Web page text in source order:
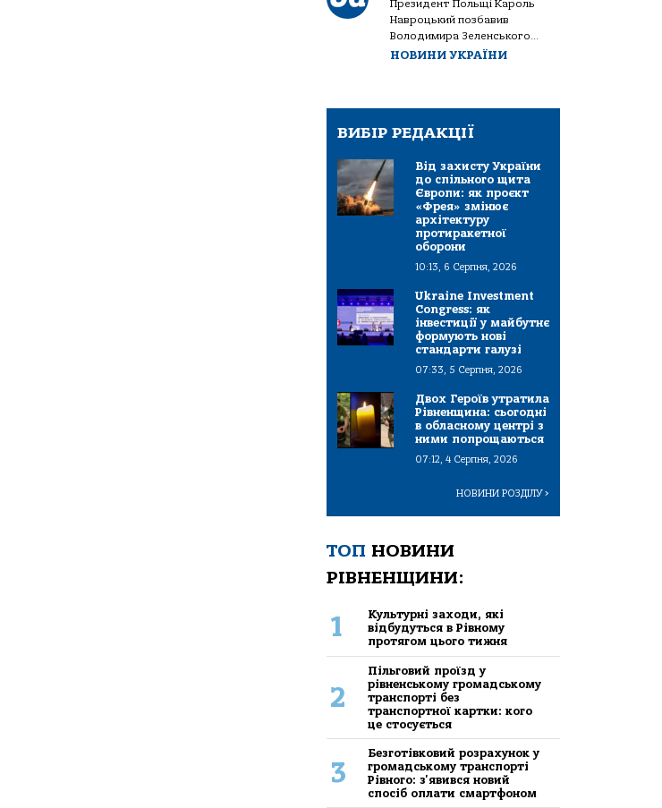
Президент Польщі Кароль
Навроцький позбавив
Володимира Зеленського...
НОВИНИ УКРАЇНИ
ВИБІР РЕДАКЦІЇ
Від захисту України
до спільного щита
Європи: як проєкт
«Фрея» змінює
архітектуру
протиракетної
оборони
10:13, 6 Серпня, 2026
Ukraine Investment
Congress: як
інвестиції у майбутнє
формують нові
стандарти галузі
07:33, 5 Серпня, 2026
Двох Героїв утратила
Рівненщина: сьогодні
в обласному центрі з
ними попрощаються
07:12, 4 Серпня, 2026
НОВИНИ РОЗДІЛУ>
ТОП НОВИНИ
РІВНЕНЩИНИ:
1
Культурні заходи, які
відбудуться в Рівному
протягом цього тижня
2
Пільговий проїзд у
рівненському громадському
транспорті без
транспортної картки: кого
це стосується
3
Безготівковий розрахунок у
громадському транспорті
Рівного: з'явився новий
спосіб оплати смартфоном